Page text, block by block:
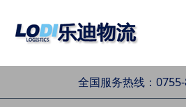
全国服务热线：